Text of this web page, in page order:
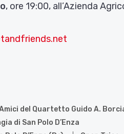
, ore 19:00, all’Azienda
del Quartetto Guido A.
di San Polo D’Enza